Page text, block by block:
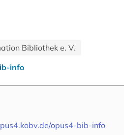
Bibliothek e. V.
info
opus4-bib-info